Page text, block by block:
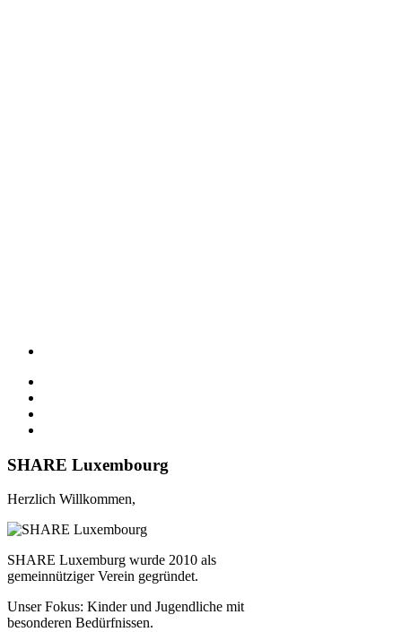
SHARE Luxembourg
Herzlich Willkommen,
SHARE Luxemburg wurde 2010 als
gemeinnütziger Verein gegründet.
Unser Fokus: Kinder und Jugendliche mit
besonderen Bedürfnissen.